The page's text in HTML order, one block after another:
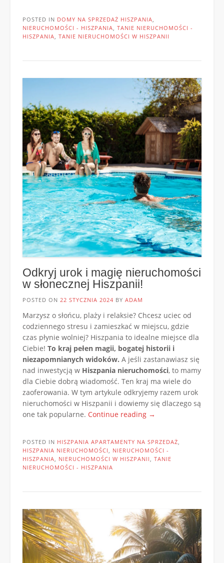
o
rajskim
ręki!”
POSTED IN DOMY NA SPRZEDAŻ HISZPANIA
NIERUCHOMOŚCI - HISZPANIA TANIE NIERUCHOMOŚCI -
HISZPANIA TANIE NIERUCHOMOŚCI W HISZPANII
Odkryj urok i magię nieruchomości
w słonecznej Hiszpanii!
POSTED ON 22 STYCZNIA 2024 BY ADAM
Marzysz o słońcu, plaży i relaksie? Chcesz uciec od
codziennego stresu i zamieszkać w miejscu, gdzie
czas płynie wolniej? Hiszpania to idealne miejsce dla
Ciebie! To kraj pełen magii, bogatej historii i
niezapomnianych widoków. A jeśli zastanawiasz się
nad inwestycją w Hiszpania nieruchomości, to mamy
dla Ciebie dobrą wiadomość. Ten kraj ma wiele do
zaoferowania. W tym artykule odkryjemy razem urok
nieruchomości w Hiszpanii i dowiemy się dlaczego są
one tak popularne. Continue reading „Odkryj
magię
nieruchomości
Hiszpanii!”
→
POSTED IN HISZPANIA APARTAMENTY NA SPRZEDAŻ
HISZPANIA NIERUCHOMOŚCI
NIERUCHOMOŚCI -
HISZPANIA
NIERUCHOMOŚCI W HISZPANII
TANIE
NIERUCHOMOŚCI - HISZPANIA